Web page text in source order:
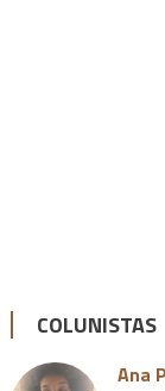
COLUNISTAS
Ana